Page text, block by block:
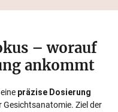
– worauf
ankommt
präzise Dosierung
Gesichtsanatomie. Ziel der